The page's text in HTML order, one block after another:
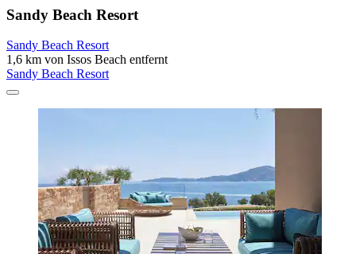
Sandy Beach Resort
Sandy Beach Resort
1,6 km von Issos Beach entfernt
Sandy Beach Resort